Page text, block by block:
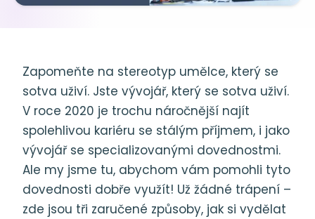
Zapomeňte na stereotyp umělce, který se
sotva uživí. Jste vývojář, který se sotva uživí.
V roce 2020 je trochu náročnější najít
spolehlivou kariéru se stálým příjmem, i jako
vývojář se specializovanými dovednostmi.
Ale my jsme tu, abychom vám pomohli tyto
dovednosti dobře využít! Už žádné trápení –
zde jsou tři zaručené způsoby, jak si vydělat